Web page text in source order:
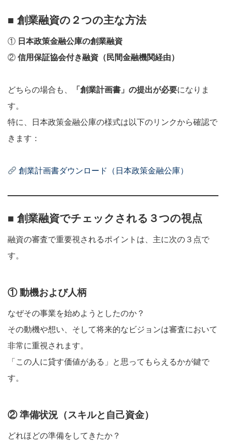
■ 創業融資の２つの主な方法
① 日本政策金融公庫の創業融資
② 信用保証協会付き融資（民間金融機関経由）
どちらの場合も、 「創業計画書」の提出が必要になりま
す。
特に、日本政策金融公庫の様式は以下のリンクから確認で
きます：
創業計画書ダウンロード（日本政策金融公庫）
■ 創業融資でチェックされる３つの視点
融資の審査で重要視されるポイントは、主に次の３点で
す。
① 動機および人柄
なぜその事業を始めようとしたのか？
その動機や想い、そして将来的なビジョンは審査において
非常に重視されます。
「この人に貸す価値がある」と思ってもらえるかが鍵で
す。
② 準備状況（スキルと自己資金）
どれほどの準備をしてきたか？